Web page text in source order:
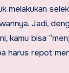
melakukan
Jadi,
kamu bisa
harus repot